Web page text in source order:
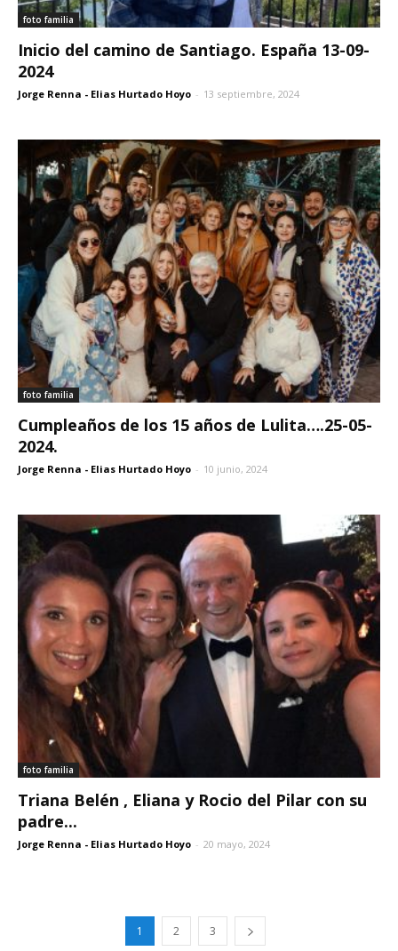
foto familia
Inicio del camino de Santiago. España 13-09-
2024
Jorge Renna - Elias Hurtado Hoyo - 13 septiembre, 2024
foto familia
Cumpleaños de los 15 años de Lulita….25-05-
2024.
Jorge Renna - Elias Hurtado Hoyo - 10 junio, 2024
foto familia
Triana Belén , Eliana y Rocio del Pilar con su
padre...
Jorge Renna - Elias Hurtado Hoyo - 20 mayo, 2024
1 2 3